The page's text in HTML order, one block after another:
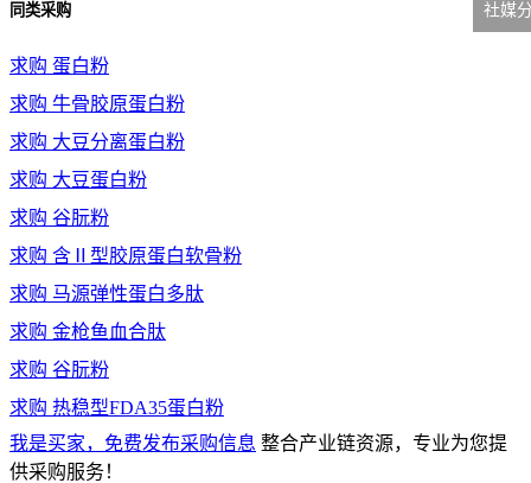
同类采购
求购 蛋白粉
求购 牛骨胶原蛋白粉
求购 大豆分离蛋白粉
求购 大豆蛋白粉
求购 谷朊粉
求购 含Ⅱ型胶原蛋白软骨粉
求购 马源弹性蛋白多肽
求购 金枪鱼血合肽
求购 谷朊粉
求购 热稳型FDA35蛋白粉
我是买家，免费发布采购信息 整合产业链资源，专业为您提
供采购服务！
社媒